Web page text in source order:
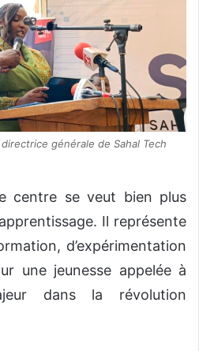
générale de Sahal Tech
centre se veut bien plus
Il représente
d’expérimentation
une jeunesse appelée à
dans la révolution